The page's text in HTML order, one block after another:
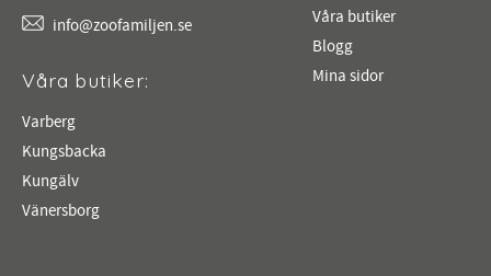
info@zoofamiljen.se
Våra butiker:
Varberg
Kungsbacka
Kungälv
Vänersborg
Våra butiker
Blogg
Mina sidor